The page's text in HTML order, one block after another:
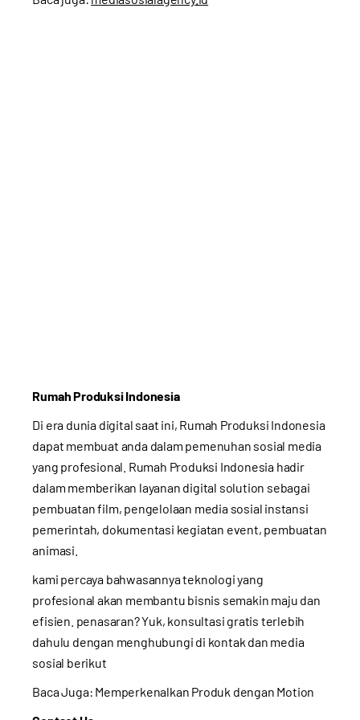
Rumah Produksi Indonesia
Di era dunia digital saat ini, Rumah Produksi Indonesia
dapat membuat anda dalam pemenuhan sosial media
yang profesional. Rumah Produksi Indonesia hadir
dalam memberikan layanan digital solution sebagai
pembuatan film, pengelolaan media sosial instansi
pemerintah, dokumentasi kegiatan event, pembuatan
animasi.
kami percaya bahwasannya teknologi yang
profesional akan membantu bisnis semakin maju dan
efisien. penasaran? Yuk, konsultasi gratis terlebih
dahulu dengan menghubungi di kontak dan media
sosial berikut
Baca Juga: Memperkenalkan Produk dengan Motion